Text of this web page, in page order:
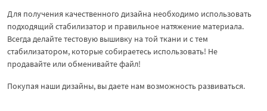
Для получения качественного дизайна необходимо использовать
подходящий стабилизатор и правильное натяжение материала.
Всегда делайте тестовую вышивку на той ткани и с тем
стабилизатором, которые собираетесь использовать! Не
продавайте или обменивайте файл!
Покупая наши дизайны, вы даете нам возможность развиваться.